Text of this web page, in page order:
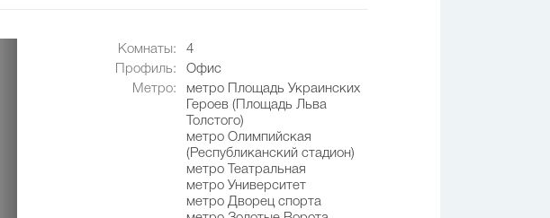
Комнаты:
4
Профиль:
Офис
Метро:
метро Площадь Украинских
Героев (Площадь Льва
Толстого)
метро Олимпийская
(Республиканский стадион)
метро Театральная
метро Университет
метро Дворец спорта